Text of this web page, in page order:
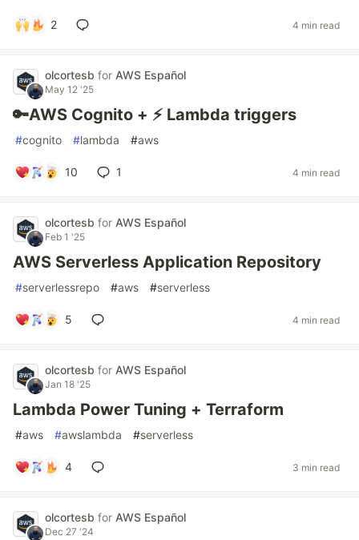
2 4 min read
olcortesb for AWS Español
May 12 '25
🔑AWS Cognito + ⚡ Lambda triggers
#cognito #lambda #aws
10 1 4 min read
olcortesb for AWS Español
Feb 1 '25
AWS Serverless Application Repository
#serverlessrepo #aws #serverless
5 4 min read
olcortesb for AWS Español
Jan 18 '25
Lambda Power Tuning + Terraform
#aws #awslambda #serverless
4 3 min read
olcortesb for AWS Español
Dec 27 '24